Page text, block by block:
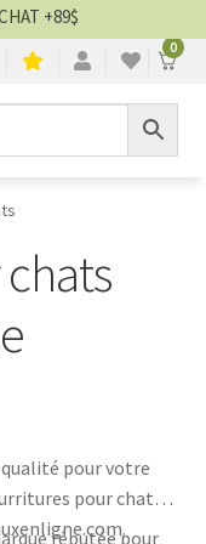
0
+89$
pour votre
pour chats
réputée pour